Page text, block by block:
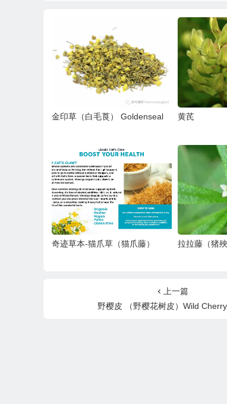
金印草（白毛莨） Goldenseal 黄芪
奇迹草本-猫爪草（猫爪藤） 拉拉藤（猪
上一篇
野樱皮 （野樱花树皮）Wild